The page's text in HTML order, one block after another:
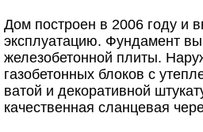
Дом построен в 2006 году и
эксплуатацию. Фундамент
железобетонной плиты.
газобетонных блоков с
ватой и декоративной
качественная сланцевая